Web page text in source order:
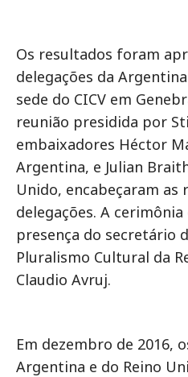
Os resultados foram
delegações da
sede do CICV em
reunião presidida por
embaixadores Héctor
Argentina, e Julian
Unido, encabeçaram as
delegações. A
presença do secretário
Pluralismo Cultural da
Claudio Avruj.
Em dezembro de 2016,
Argentina e do Reino